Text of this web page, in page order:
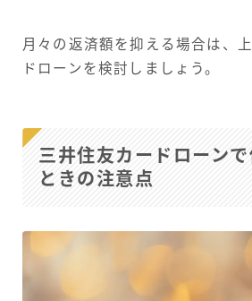
月々の返済額を抑える場合は、
ドローンを検討しましょう。
三井住友カードローン
ときの注意点